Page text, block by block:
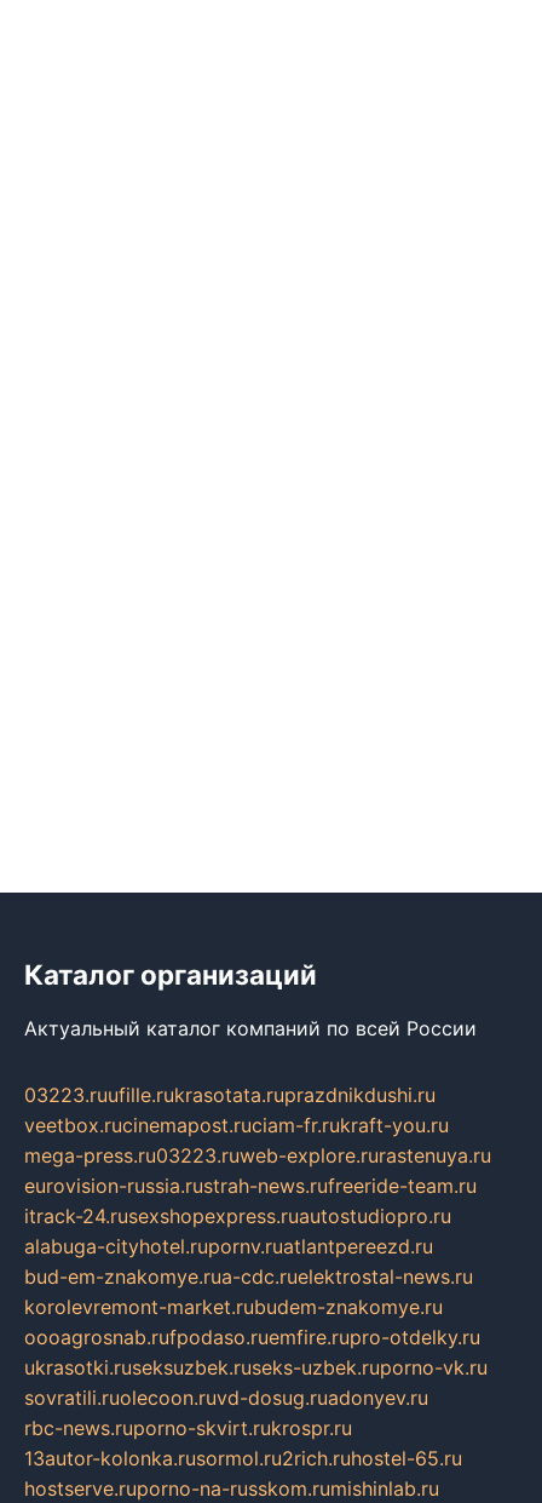
Каталог организаций
Актуальный каталог компаний по всей России
03223.ruufille.rukrasotata.ruprazdnikdushi.ru
veetbox.rucinemapost.ruciam-fr.rukraft-you.ru
mega-press.ru03223.ruweb-explore.rurastenuya.ru
eurovision-russia.rustrah-news.rufreeride-team.ru
itrack-24.rusexshopexpress.ruautostudiopro.ru
alabuga-cityhotel.rupornv.ruatlantpereezd.ru
bud-em-znakomye.rua-cdc.ruelektrostal-news.ru
korolevremont-market.rubudem-znakomye.ru
oooagrosnab.rufpodaso.ruemfire.rupro-otdelky.ru
ukrasotki.ruseksuzbek.ruseks-uzbek.ruporno-vk.ru
sovratili.ruolecoon.ruvd-dosug.ruadonyev.ru
rbc-news.ruporno-skvirt.rukrospr.ru
13autor-kolonka.rusormol.ru2rich.ruhostel-65.ru
hostserve.ruporno-na-russkom.rumishinlab.ru